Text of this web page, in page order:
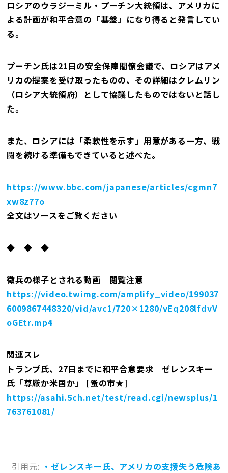
ロシアのウラジーミル・プーチン大統領は、アメリカに
よる計画が和平合意の「基盤」になり得ると発言してい
る。
プーチン氏は21日の安全保障閣僚会議で、ロシアはアメ
リカの提案を受け取ったものの、その詳細はクレムリン
（ロシア大統領府）として協議したものではないと話し
た。
また、ロシアには「柔軟性を示す」用意がある一方、戦
闘を続ける準備もできていると述べた。
https://www.bbc.com/japanese/articles/cgmn7
xw8z77o
全文はソースをご覧ください
◆ ◆ ◆
徴兵の様子とされる動画 閲覧注意
https://video.twimg.com/amplify_video/199037
6009867448320/vid/avc1/720×1280/vEq208lfdvV
oGEtr.mp4
関連スレ
トランプ氏、27日までに和平合意要求 ゼレンスキー
氏「尊厳か米国か」 [蚤の市★]
https://asahi.5ch.net/test/read.cgi/newsplus/1
763761081/
引用元: ・ゼレンスキー氏、アメリカの支援失う危険あ